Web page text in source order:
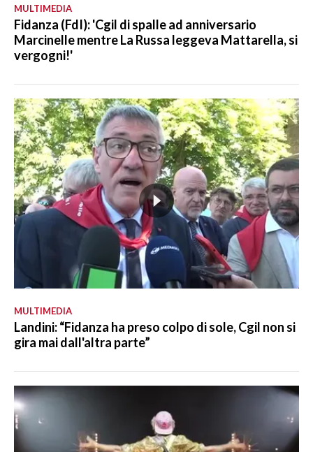
MULTIMEDIA
Fidanza (FdI): 'Cgil di spalle ad anniversario
Marcinelle mentre La Russa leggeva Mattarella, si
vergogni!'
MULTIMEDIA
Landini: “Fidanza ha preso colpo di sole, Cgil non si
gira mai dall'altra parte”